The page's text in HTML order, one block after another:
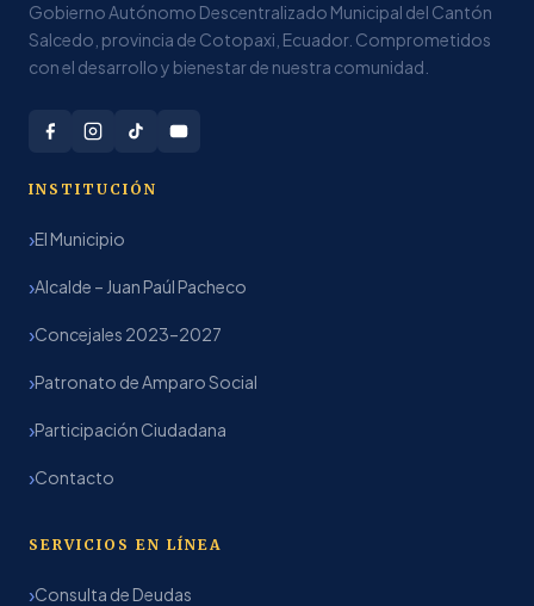
Gobierno Autónomo Descentralizado Municipal del Cantón
Salcedo, provincia de Cotopaxi, Ecuador. Comprometidos
con el desarrollo y bienestar de nuestra comunidad.
INSTITUCIÓN
El Municipio
Alcalde – Juan Paúl Pacheco
Concejales 2023–2027
Patronato de Amparo Social
Participación Ciudadana
Contacto
SERVICIOS EN LÍNEA
Consulta de Deudas